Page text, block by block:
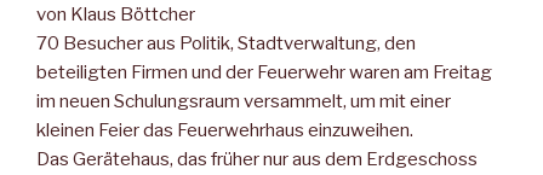
von Klaus Böttcher
70 Besucher aus Politik, Stadtverwaltung, den
beteiligten Firmen und der Feuerwehr waren am Freitag
im neuen Schulungsraum versammelt, um mit einer
kleinen Feier das Feuerwehrhaus einzuweihen.
Das Gerätehaus, das früher nur aus dem Erdgeschoss